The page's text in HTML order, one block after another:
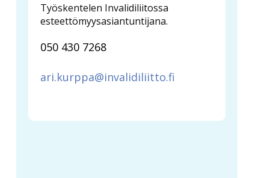
Työskentelen Invalidiliitossa
esteettömyysasiantuntijana.
050 430 7268
ari.kurppa@invalidiliitto.fi